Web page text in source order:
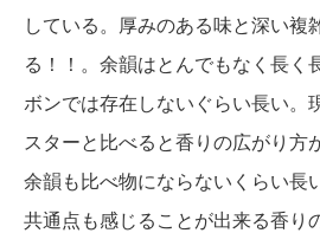
している。厚みのある味と深い複
る！！。余韻はとんでもなく長く
ボンでは存在しないぐらい長い。
スターと比べると香りの広がり方
余韻も比べ物にならないくらい長
共通点も感じることが出来る香り